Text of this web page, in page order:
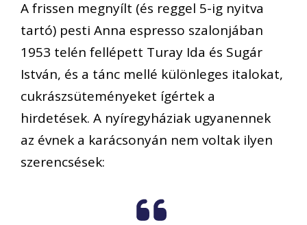
A frissen megnyílt (és reggel 5-ig nyitva
tartó) pesti Anna espresso szalonjában
1953 telén fellépett Turay Ida és Sugár
István, és a tánc mellé különleges italokat,
cukrászsüteményeket ígértek a
hirdetések. A nyíregyháziak ugyanennek
az évnek a karácsonyán nem voltak ilyen
szerencsések: